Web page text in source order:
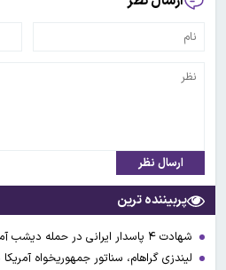
ارسال نظر
پربیننده ترین
شهادت ۴ پاسدار ایرانی در حمله دیشب آمریکت و عربستان به عراق
لیندزی گراهام، سناتور جمهوریخواه